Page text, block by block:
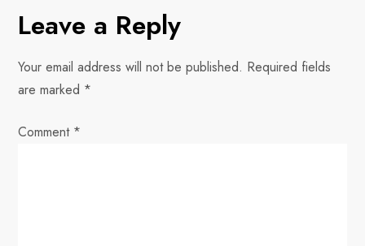
n
a
v
i
Leave a Reply
Your email address will not be published. Required fields
are marked *
Comment *